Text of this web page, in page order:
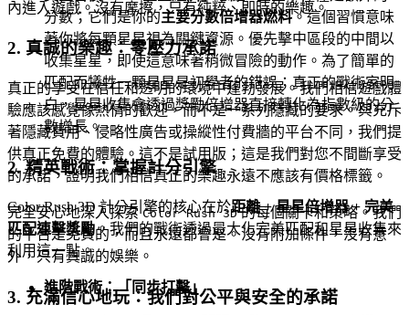
分數；它們是你的主要分數倍增器燃料。這個習慣意味
著你將每顆星星視為關鍵資源。優先擊中區段的中間以
收集星星，即使這意味著稍微冒險的動作。為了簡單的
匹配而犧牲一顆星星是初學者的錯誤；真正的戰術家明
白，星星收集會透過獎勵倍增器直接轉化為指數級的分
數增長。
2. 精英戰術：掌握計分引擎
Color Rush 3D 計分引擎的核心在於距離 + 星星倍增器 + 完美
匹配連擊獎勵。我們的戰術透過最大化完美匹配和星星收集來
利用這一點。
進階戰術：「同步打擊」
內進入遊戲。沒有摩擦，只有純粹、即時的樂趣。
2. 真誠的樂趣：零壓力承諾
真正的享受在信任和透明的環境中蓬勃發展。我們相信遊戲體
驗應該感覺像熱情的歡迎，而不是一系列隱藏的要求。與充斥
著隱藏費用、侵略性廣告或操縱性付費牆的平台不同，我們提
供真正免費的體驗。這不是試用版；這是我們對您不間斷享受
的承諾，證明我們相信真正的樂趣永遠不應該有價格標籤。
完全安心地深入探索Color Rush 3D的每個關卡和策略。我們
的平台是免費的，而且永遠都會是。沒有附加條件，沒有意
外，只有真誠的娛樂。
3. 充滿信心地玩：我們對公平與安全的承諾